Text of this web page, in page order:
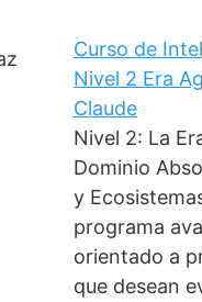
Curso de
Nivel 2 Era
Claude
Nivel 2: La
Dominio
y
programa
orientado a
que desean